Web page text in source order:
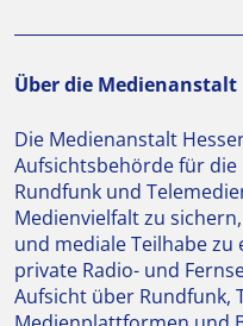
Über die Medienanstalt
Die Medienanstalt
Aufsichtsbehörde für
Rundfunk und
Medienvielfalt zu
und mediale Teilhabe
private Radio- und
Aufsicht über Rundfunk,